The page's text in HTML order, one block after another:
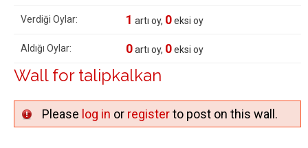
Verdiği Oylar: 1 artı oy, 0eksi oy
Aldığı Oylar: 0artı oy, 0eksi oy
Wall for talipkalkan
Please log in or registerto post on this wall.